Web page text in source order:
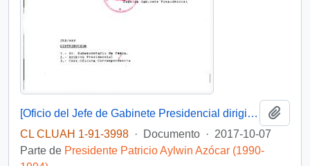
[Oficio del Jefe de Gabinete Presidencial dirigido al Jefe de la Unidad Jurídico Legislativa]
CL CLUAH 1-91-3998 · Documento · 2017-10-07
Parte de Presidente Patricio Aylwin Azócar (1990-